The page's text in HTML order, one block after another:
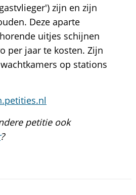
zijn en zijn
Deze aparte
uitjes schijnen
per jaar te kosten. Zijn
op stations
petitie ook
?